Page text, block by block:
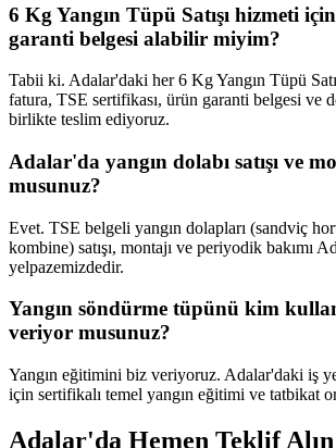
6 Kg Yangın Tüpü Satışı hizmeti
garanti belgesi alabilir miyim?
Tabii ki. Adalar'daki her 6 Kg Yangın Tüpü
fatura, TSE sertifikası, ürün garanti belgesi ve
birlikte teslim ediyoruz.
Adalar'da yangın dolabı satışı ve
musunuz?
Evet. TSE belgeli yangın dolapları (sandviç
kombine) satışı, montajı ve periyodik bakımı
yelpazemizdedir.
Yangın söndürme tüpünü kim
veriyor musunuz?
Yangın eğitimini biz veriyoruz. Adalar'daki iş
için sertifikalı temel yangın eğitimi ve tatbikat
Adalar'da Hemen Teklif Alın